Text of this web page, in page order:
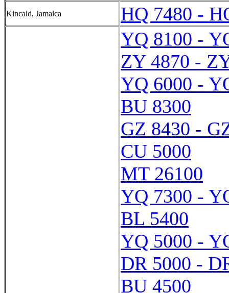
Kincaid, Jamaica
HQ 7480 -
YQ 8100 -
ZY 4870 -
YQ 6000 -
BU 8300
GZ 8430 -
CU 5000
MT 26100
YQ 7300 -
BL 5400
YQ 5000 -
DR 5000 -
BU 4500